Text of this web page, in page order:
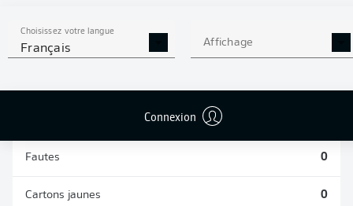
Choisissez votre langue
Français Affichage
Connexion
Fautes 0
Cartons jaunes 0